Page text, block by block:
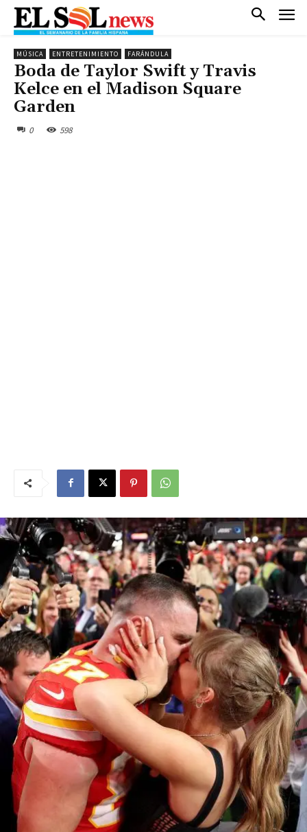
MÚSICA ENTRETENIMIENTO FARÁNDULA
Boda de Taylor Swift y Travis
Kelce en el Madison Square
Garden
0 598